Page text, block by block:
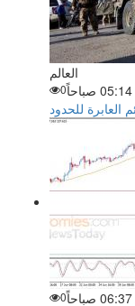
العالم
0
العابرة للحدود
0